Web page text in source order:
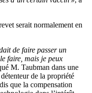
serait normalement en
de faire passer un
faire, mais je peux
M. Taubman dans une
de la propriété
que la compensation